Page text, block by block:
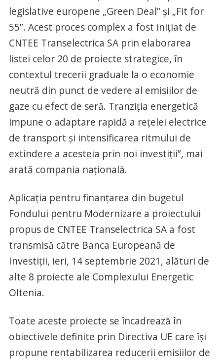
legislative europene „Green Deal” și „Fit for
55”. Acest proces complex a fost inițiat de
CNTEE Transelectrica SA prin elaborarea
listei celor 20 de proiecte strategice, în
contextul trecerii graduale la o economie
neutră din punct de vedere al emisiilor de
gaze cu efect de seră. Tranziția energetică
impune o adaptare rapidă a rețelei electrice
de transport și intensificarea ritmului de
extindere a acesteia prin noi investiții”, mai
arată compania națională.
Aplicația pentru finanțarea din bugetul
Fondului pentru Modernizare a proiectului
propus de CNTEE Transelectrica SA a fost
transmisă către Banca Europeană de
Investiții, ieri, 14 septembrie 2021, alături de
alte 8 proiecte ale Complexului Energetic
Oltenia.
Toate aceste proiecte se încadrează în
obiectivele definite prin Directiva UE care își
propune rentabilizarea reducerii emisiilor de